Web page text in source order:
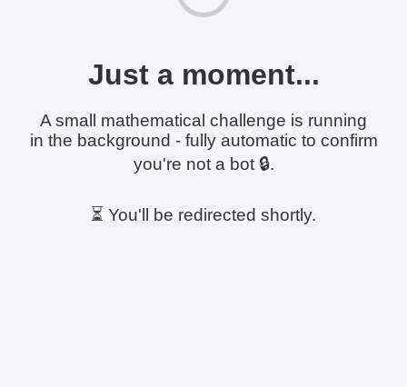
Just a moment...
A small mathematical challenge is running
in the background - fully automatic to confirm
you're not a bot 🔒.
⏳ You'll be redirected shortly.